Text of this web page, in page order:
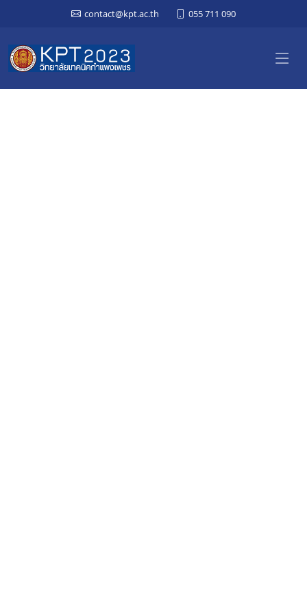
contact@kpt.ac.th 055 711 090